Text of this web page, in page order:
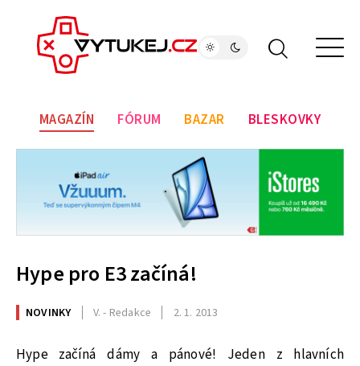
MAGAZÍN FÓRUM BAZAR BLESKOVKY
Hype pro E3 začíná!
NOVINKY V. - Redakce 2. 1. 2013
Hype začíná dámy a pánové! Jeden z hlavních